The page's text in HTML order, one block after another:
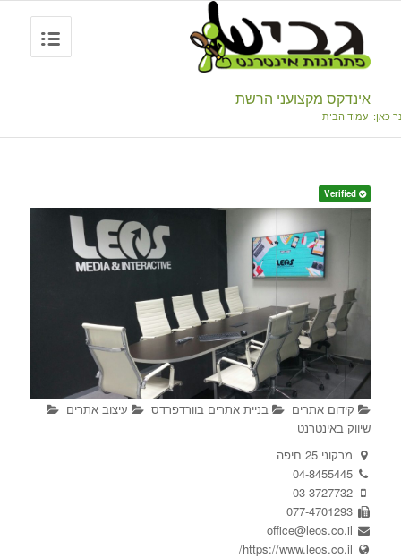
אינדקס מקצועני הרשת
כאן: עמוד הבית
Verified
קידום אתרים בניית אתרים בוורדפרדס
עיצוב אתרים
שיווק באינטרנט
מרקוני 25 חיפה
04-8455445
03-3727732
077-4701293
office@leos.co.il
https://www.leos.co.il/